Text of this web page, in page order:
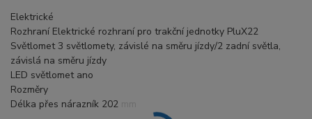
Elektrické
Rozhraní Elektrické rozhraní pro trakční jednotky PluX22
Světlomet 3 světlomety, závislé na směru jízdy/2 zadní světla,
závislá na směru jízdy
LED světlomet ano
Rozměry
Délka přes nárazník 202 mm